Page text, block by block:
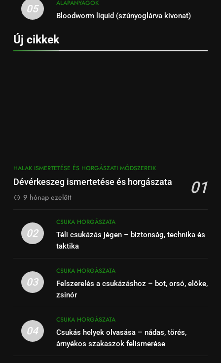
05
ALAPANYAGOK
Bloodworm liquid (szúnyoglárva kivonat)
Új cikkek
HALAK ISMERTETÉSE ÉS HORGÁSZATI MÓDSZEREIK
Dévérkeszeg ismertetése és horgászata 01
9 hónap ezelőtt
02
CSUKA HORGÁSZATA
Téli csukázás jégen – biztonság, technika és
taktika
03
CSUKA HORGÁSZATA
Felszerelés a csukázáshoz – bot, orsó, előke,
zsinór
04
CSUKA HORGÁSZATA
Csukás helyek olvasása – nádas, törés,
árnyékos szakaszok felismerése